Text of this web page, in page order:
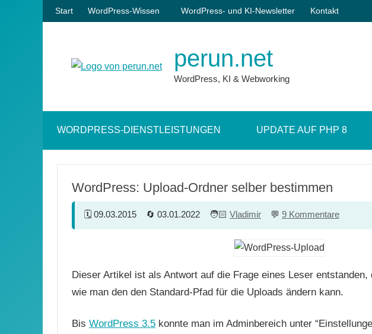
Zum
Inhalt
Start WordPress-Wissen WordPress- und KI-Newsletter Kontakt
perun.net
WordPress, KI & Webworking
WORDPRESS-DIENSTLEISTUNGEN UPDATE AUF PHP 8
WordPress: Upload-Ordner selber bestimmen
09.03.2015 03.01.2022 Vladimir 9 Kommentare
Dieser Artikel ist als Antwort auf die Frage eines Leser
wie man den den Standard-Pfad für die Uploads ändern kann.
Bis WordPress 3.5 konnte man im Adminbereich unter